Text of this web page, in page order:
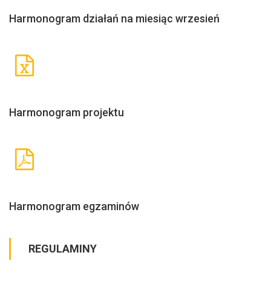
Harmonogram działań na miesiąc wrzesień
Harmonogram projektu
Harmonogram egzaminów
REGULAMINY